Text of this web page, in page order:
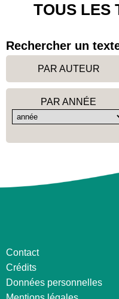
TOUS LES
Rechercher un
PAR AUTEUR
PAR ANNÉE
Contact
Crédits
Données personnelles